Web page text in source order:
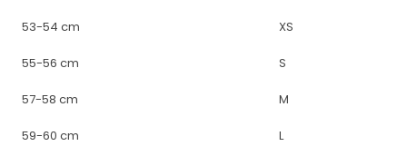
53-54 cm XS
55-56 cm S
57-58 cm M
59-60 cm L